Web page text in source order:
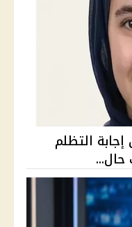
إجابة التظلم
حال...